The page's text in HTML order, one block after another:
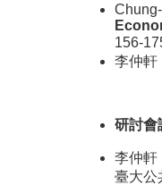
156-
李仲軒
研討會
李仲軒
臺大公